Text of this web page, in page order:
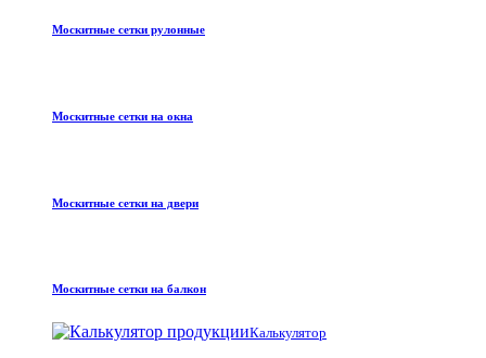
Москитные сетки рулонные
Москитные сетки на окна
Москитные сетки на двери
Москитные сетки на балкон
Калькулятор